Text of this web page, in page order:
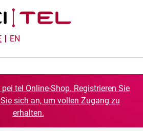
EN
tel Online-Shop. Registrieren Sie
sich an, um vollen Zugang zu
erhalten.